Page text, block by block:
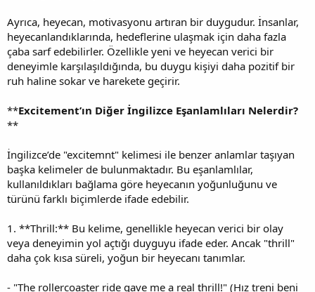
Ayrıca, heyecan, motivasyonu artıran bir duygudur. İnsanlar,
heyecanlandıklarında, hedeflerine ulaşmak için daha fazla
çaba sarf edebilirler. Özellikle yeni ve heyecan verici bir
deneyimle karşılaşıldığında, bu duygu kişiyi daha pozitif bir
ruh haline sokar ve harekete geçirir.
**Excitement’ın Diğer İngilizce Eşanlamlıları Nelerdir?
**
İngilizce’de "excitemnt" kelimesi ile benzer anlamlar taşıyan
başka kelimeler de bulunmaktadır. Bu eşanlamlılar,
kullanıldıkları bağlama göre heyecanın yoğunluğunu ve
türünü farklı biçimlerde ifade edebilir.
1. **Thrill:** Bu kelime, genellikle heyecan verici bir olay
veya deneyimin yol açtığı duyguyu ifade eder. Ancak "thrill"
daha çok kısa süreli, yoğun bir heyecanı tanımlar.
- "The rollercoaster ride gave me a real thrill!" (Hız treni beni